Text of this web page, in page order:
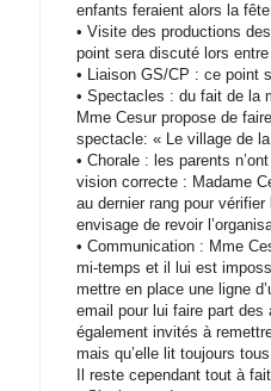
enfants feraient alors la
• Visite des productions
point sera discuté lors
• Liaison GS/CP : ce point
• Spectacles : du fait de la
Mme Cesur propose de
spectacle: « Le village de
• Chorale : les parents
vision correcte : Madame
au dernier rang pour
envisage de revoir
• Communication : Mme
mi-temps et il lui est
mettre en place une ligne
email pour lui faire part
également invités à
mais qu’elle lit toujours
Il reste cependant tout à